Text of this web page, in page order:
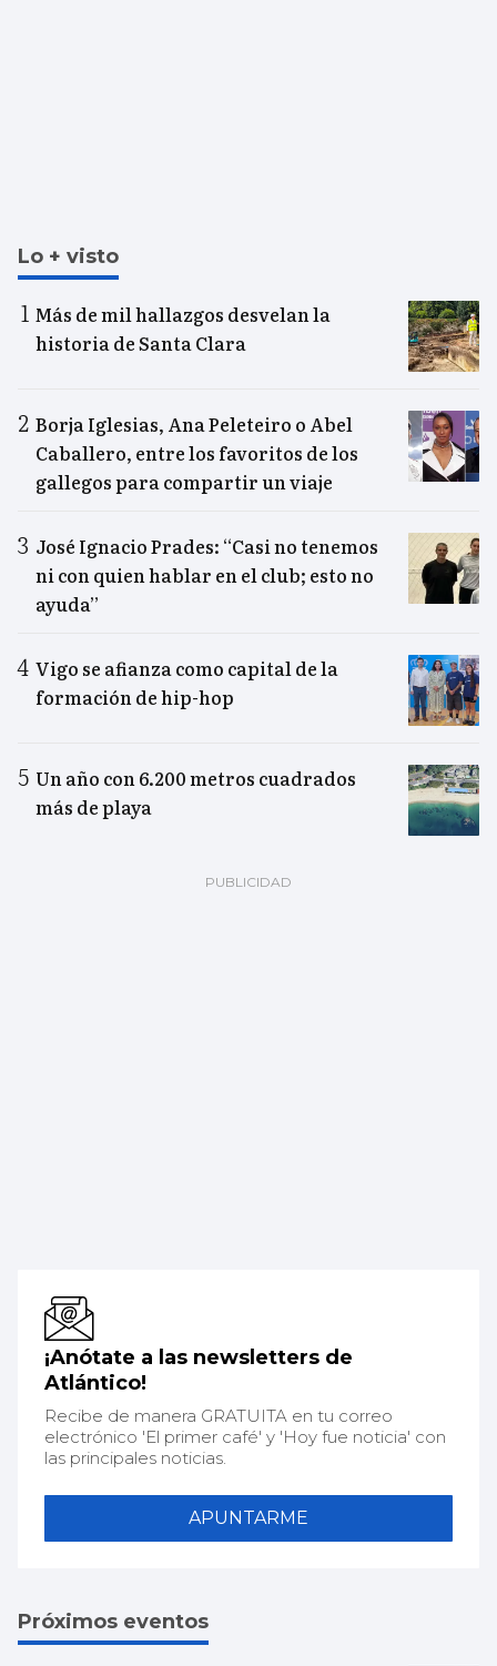
Lo + visto
Más de mil hallazgos desvelan la
historia de Santa Clara
Borja Iglesias, Ana Peleteiro o Abel
Caballero, entre los favoritos de los
gallegos para compartir un viaje
José Ignacio Prades: “Casi no tenemos
ni con quien hablar en el club; esto no
ayuda”
Vigo se afianza como capital de la
formación de hip-hop
Un año con 6.200 metros cuadrados
más de playa
¡Anótate a las newsletters de
Atlántico!
Recibe de manera GRATUITA en tu correo
electrónico 'El primer café' y 'Hoy fue noticia' con
las principales noticias.
APUNTARME
Próximos eventos